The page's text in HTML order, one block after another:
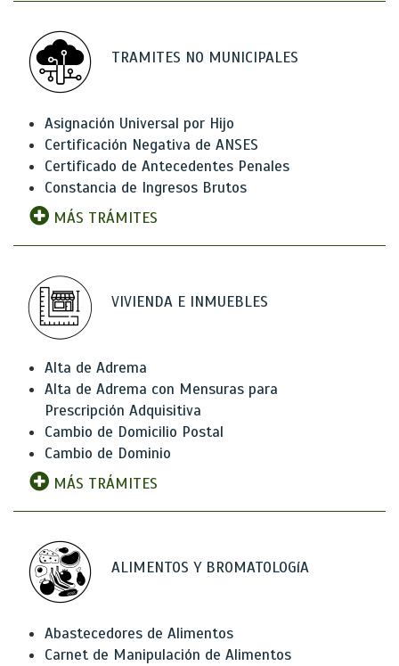
TRAMITES NO MUNICIPALES
Asignación Universal por Hijo
Certificación Negativa de ANSES
Certificado de Antecedentes Penales
Constancia de Ingresos Brutos
MÁS TRÁMITES
VIVIENDA E INMUEBLES
Alta de Adrema
Alta de Adrema con Mensuras para
Prescripción Adquisitiva
Cambio de Domicilio Postal
Cambio de Dominio
MÁS TRÁMITES
ALIMENTOS Y BROMATOLOGíA
Abastecedores de Alimentos
Carnet de Manipulación de Alimentos